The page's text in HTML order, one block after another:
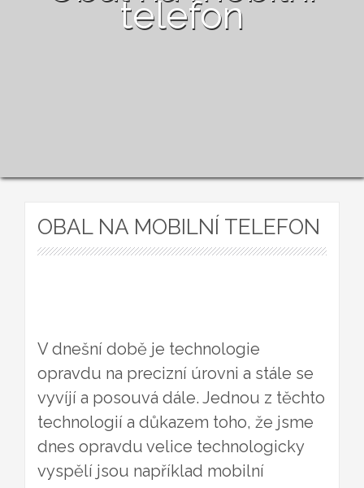
telefon
OBAL NA MOBILNÍ TELEFON
V dnešní době je technologie
opravdu na precizní úrovni a stále se
vyvíjí a posouvá dále. Jednou z těchto
technologií a důkazem toho, že jsme
dnes opravdu velice technologicky
vyspělí jsou například mobilní